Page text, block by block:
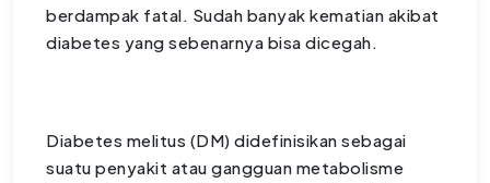
berdampak fatal. Sudah banyak kematian akibat
diabetes yang sebenarnya bisa dicegah.
Diabetes melitus (DM) didefinisikan sebagai
suatu penyakit atau gangguan metabolisme